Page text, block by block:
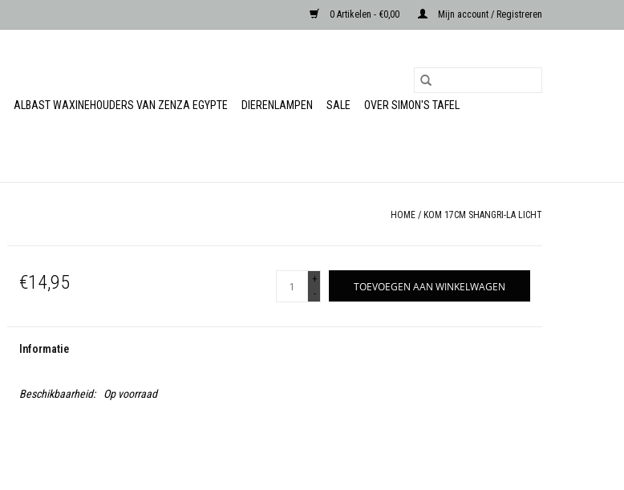
0 Artikelen - €0,00 Mijn account / Registreren
ALBAST WAXINEHOUDERS VAN ZENZA EGYPTE DIERENLAMPEN SALE
OVER SIMON'S TAFEL
HOME / KOM 17CM SHANGRI-LA LICHT
€14,95
+
-
TOEVOEGEN AAN WINKELWAGEN
Informatie
Beschikbaarheid: Op voorraad